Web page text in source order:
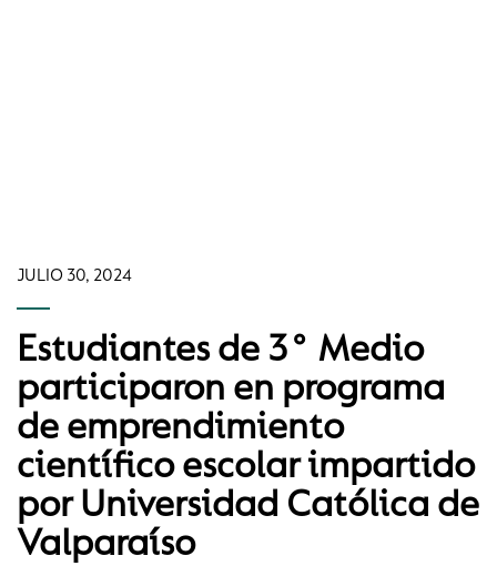
JULIO 30, 2024
Estudiantes de 3° Medio
participaron en programa
de emprendimiento
científico escolar impartido
por Universidad Católica de
Valparaíso